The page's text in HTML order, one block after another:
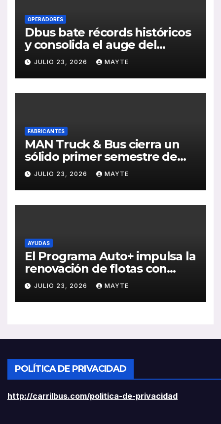
OPERADORES
Dbus bate récords históricos
y consolida el auge del
transporte público en San
Sebastián
JULIO 23, 2026 MAYTE
FABRICANTES
MAN Truck & Bus cierra un
sólido primer semestre de
2026 con crecimiento en
ventas, pedidos y
rentabilidad
JULIO 23, 2026 MAYTE
AYUDAS
El Programa Auto+ impulsa la
renovación de flotas con
ayudas a vehículos eléctricos
ligeros
JULIO 23, 2026 MAYTE
POLÍTICA DE PRIVACIDAD
http://carrilbus.com/politica-de-privacidad